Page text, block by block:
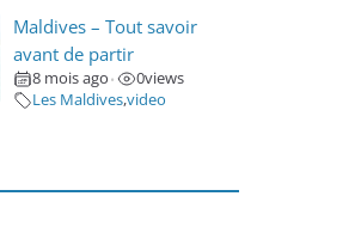
Maldives – Tout savoir
avant de partir
8 mois ago • 0views
Les Maldives,video